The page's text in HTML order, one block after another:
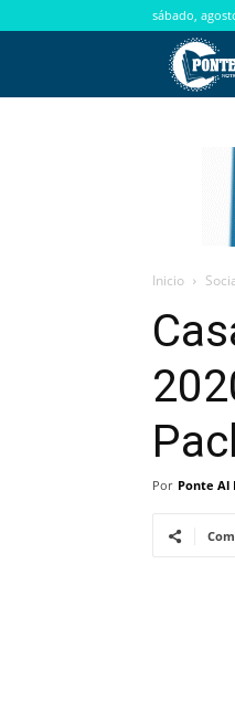
sábado,
Inicio
Por Ponte Al